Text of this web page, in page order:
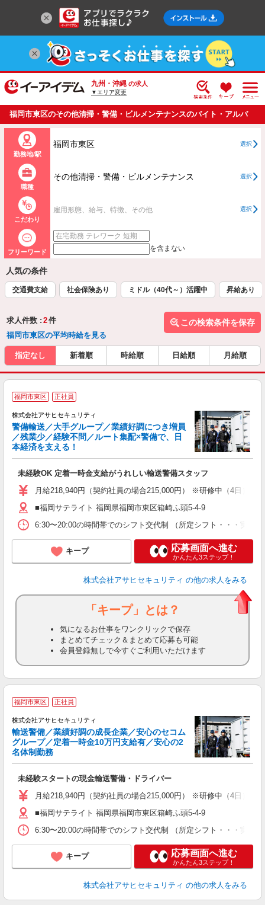
九州・沖縄 の求人
▼エリア変更
福岡市東区のその他清掃・警備・ビルメンテナンスのバイト・アルバ
イト・パートの求人情報一覧
勤務地/駅
福岡市東区 選択
職種
その他清掃・警備・ビルメンテナンス 選択
こだわり
雇用形態、給与、特徴、その他 選択
フリーワード を含まない
人気の条件
交通費支給 社会保険あり ミドル（40代～）活躍中 昇給あり
求人件数 : 2件
福岡市東区の平均時給を見る
この検索条件を保存
指定なし 新着順 時給順 日給順 月給順
福岡市東区 正社員
株式会社アサヒセキュリティ
警備輸送／大手グループ／業績好調につき増員
／残業少／経験不問／ルート集配×警備で、日
本経済を支える！
未経験OK 定着一時金支給がうれしい輸送警備スタッフ
月給218,940円（契約社員の場合215,000円） ※研修中（4
■福岡サテライト 福岡県福岡市東区箱崎ふ頭5-4-9
6:30〜20:00の時間帯でのシフト交代制 （所定シフト・・・実
キープ 応募画面へ進む
かんたん3ステップ！
株式会社アサヒセキュリティ の他の求人をみる
「キープ」とは？
気になるお仕事をワンクリックで保存
まとめてチェック＆まとめて応募も可能
会員登録無しで今すぐご利用いただけます
福岡市東区 正社員
株式会社アサヒセキュリティ
輸送警備／業績好調の成長企業／安心のセコム
グループ／定着一時金10万円支給有／安心の2
名体制勤務
未経験スタートの現金輸送警備・ドライバー
月給218,940円（契約社員の場合215,000円） ※研修中（4
■福岡サテライト 福岡県福岡市東区箱崎ふ頭5-4-9
6:30〜20:00の時間帯でのシフト交代制 （所定シフト・・・実
キープ 応募画面へ進む
かんたん3ステップ！
株式会社アサヒセキュリティ の他の求人をみる